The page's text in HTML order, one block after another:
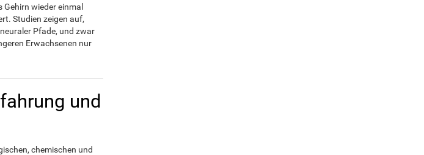
wieder einmal
Studien zeigen auf,
Pfade, und zwar
Erwachsenen nur
und
chemischen und